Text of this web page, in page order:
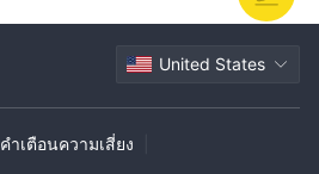
United States
คำเตือนความเสี่ยง